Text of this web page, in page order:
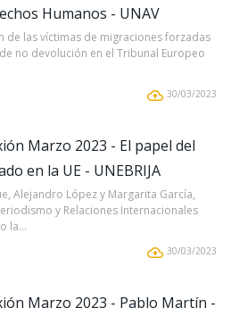
Humanos - UNAV
de las víctimas de migraciones forzadas
no devolución en el Tribunal Europeo
30/03/2023
Marzo 2023 - El papel del
en la UE - UNEBRIJA
Alejandro López y Margarita García,
y Relaciones Internacionales
la...
30/03/2023
Marzo 2023 - Pablo Martín -